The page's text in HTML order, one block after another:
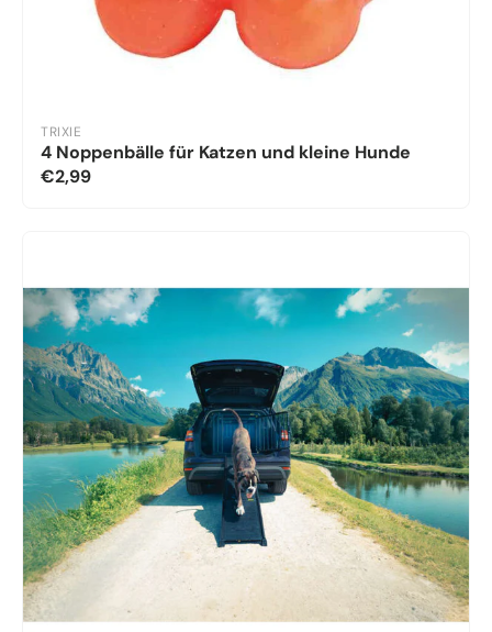
TRIXIE
4 Noppenbälle für Katzen und kleine Hunde
€2,99